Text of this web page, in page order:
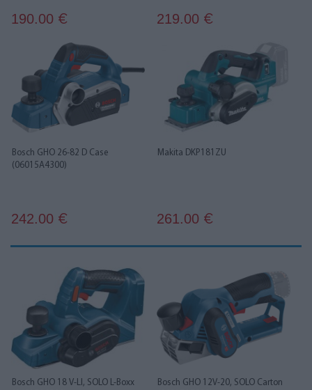
190.00 € 219.00 €
Bosch GHO 26-82 D Case
(06015A4300)
242.00 €
Makita DKP181ZU
261.00 €
Bosch GHO 18 V-LI, SOLO L-Boxx
Bosch GHO 12V-20, SOLO Carton